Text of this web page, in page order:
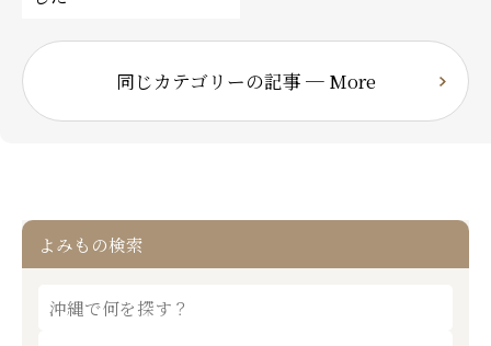
同じカテゴリーの記事 ─ More
よみもの検索